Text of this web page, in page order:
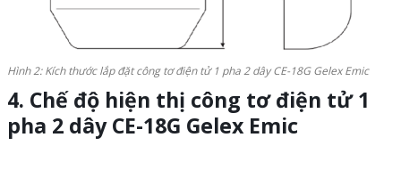
Hình 2: Kích thước lắp đặt công tơ điện tử 1 pha 2 dây CE-18G Gelex Emic
4. Chế độ hiện thị công tơ điện tử 1
pha 2 dây CE-18G Gelex Emic